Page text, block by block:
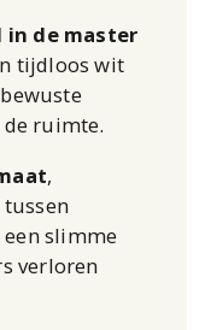
in de master
tijdloos wit
ruimte.
,
slimme
verloren